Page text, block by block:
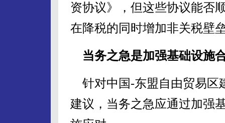
资协议》，但这些协议能否
在降税的同时增加非关税壁
当务之急是加强基础设施
针对中国-东盟自由贸易区
建议，当务之急应通过加强